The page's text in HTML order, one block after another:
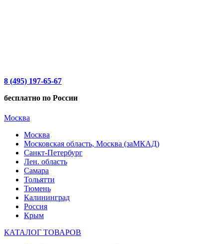
8 (495) 197-65-67
бесплатно по России
Москва
Москва
Московская область, Москва (заМКАД)
Санкт-Петербург
Лен. область
Самара
Тольятти
Тюмень
Калининград
Россия
Крым
КАТАЛОГ ТОВАРОВ